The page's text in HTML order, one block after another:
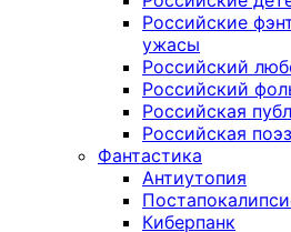
Российские
ужасы
Российский
Российский
Российская
Российская
Фантастика
Антиутопия
Киберпанк